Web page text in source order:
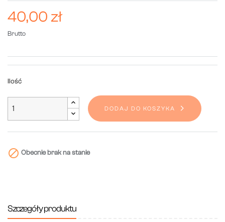
40,00 zł
Brutto
Ilość
DODAJ DO KOSZYKA
 Obecnie brak na stanie
Szczegóły produktu